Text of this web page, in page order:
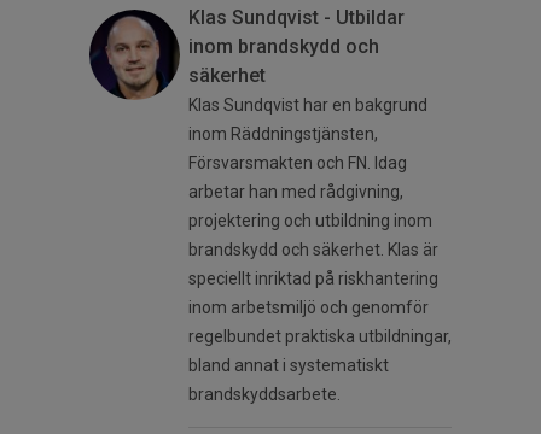
Klas Sundqvist - Utbildar
inom brandskydd och
säkerhet
Klas Sundqvist har en bakgrund
inom Räddningstjänsten,
Försvarsmakten och FN. Idag
arbetar han med rådgivning,
projektering och utbildning inom
brandskydd och säkerhet. Klas är
speciellt inriktad på riskhantering
inom arbetsmiljö och genomför
regelbundet praktiska utbildningar,
bland annat i systematiskt
brandskyddsarbete.